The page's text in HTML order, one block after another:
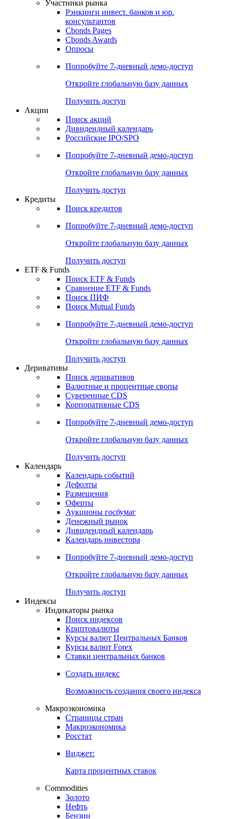
ESG
Сукук
Ломбардные списки
Участники рынка
Рэнкинги инвест. банков и юр.
Cbonds Pages
Опросы
Попробуйте7-дневный
Откройте глобальную базу данных
Получить доступ
Поиск акций
Российские IPO/SPO
Попробуйте7-дневный
Откройте глобальную базу данных
Получить доступ
Поиск кредитов
Попробуйте7-дневный
Откройте глобальную базу данных
Получить доступ
ETF & Funds
Сравнение ETF & Funds
Поиск Mutual Funds
Попробуйте7-дневный
Откройте глобальную базу данных
Получить доступ
Деривативы
Валютные и процентные свопы
Корпоративные CDS
Попробуйте7-дневный
Откройте глобальную базу данных
Получить доступ
Календарь
Календарь событий
Дефолты
Размещения
Оферты
Денежный рынок
Календарь инвестора
Попробуйте7-дневный
Откройте глобальную базу данных
Получить доступ
Индикаторы рынка
Поиск индексов
Курсы валют Центральных Банков
Ставки центральных банков
Создать индекс
Возможность создания своего индекса
Страницы стран
Росстат
Виджет:
Карта процентных ставок